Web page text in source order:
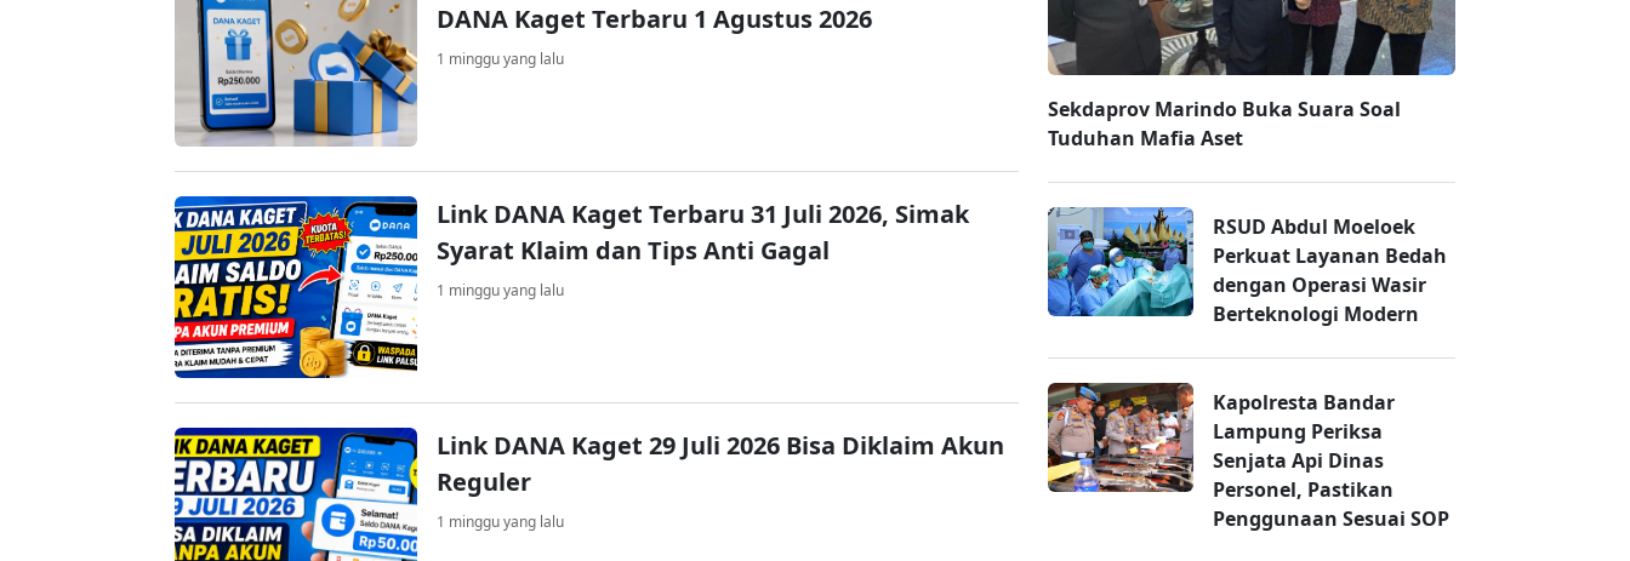
DANA Kaget Terbaru 1 Agustus 2026
1 minggu yang lalu
Link DANA Kaget Terbaru 31 Juli 2026, Simak
Syarat Klaim dan Tips Anti Gagal
1 minggu yang lalu
Link DANA Kaget 29 Juli 2026 Bisa Diklaim Akun
Reguler
1 minggu yang lalu
Sekdaprov Marindo Buka Suara Soal
Tuduhan Mafia Aset
RSUD Abdul Moeloek
Perkuat Layanan Bedah
dengan Operasi Wasir
Berteknologi Modern
Kapolresta Bandar
Lampung Periksa
Senjata Api Dinas
Personel, Pastikan
Penggunaan Sesuai SOP